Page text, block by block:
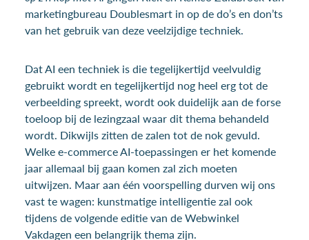
marketingbureau Doublesmart in op de do’s en don’ts
van het gebruik van deze veelzijdige techniek.
Dat AI een techniek is die tegelijkertijd veelvuldig
gebruikt wordt en tegelijkertijd nog heel erg tot de
verbeelding spreekt, wordt ook duidelijk aan de forse
toeloop bij de lezingzaal waar dit thema behandeld
wordt. Dikwijls zitten de zalen tot de nok gevuld.
Welke e-commerce AI-toepassingen er het komende
jaar allemaal bij gaan komen zal zich moeten
uitwijzen. Maar aan één voorspelling durven wij ons
vast te wagen: kunstmatige intelligentie zal ook
tijdens de volgende editie van de Webwinkel
Vakdagen een belangrijk thema zijn.